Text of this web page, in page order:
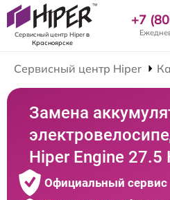
Сервисный центр Hiperв
Красноярске
+7
Сервисный центр Hiper
Замена
Hiper Engine 27.5
Официальный сервис